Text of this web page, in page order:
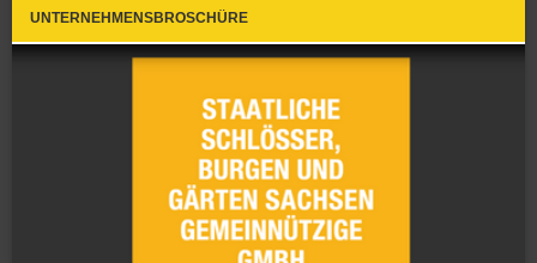
UNTERNEHMENSBROSCHÜRE